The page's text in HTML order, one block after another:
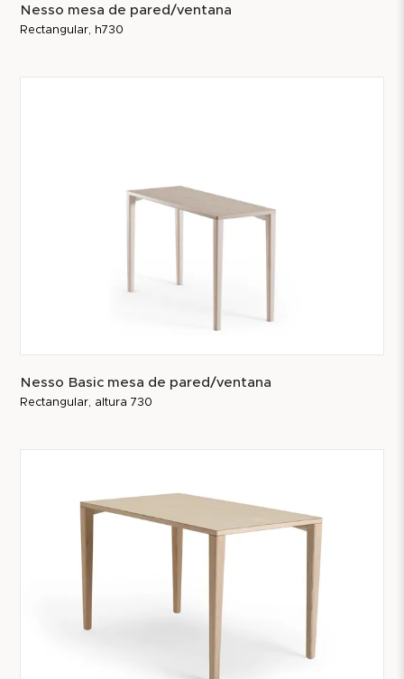
Nesso mesa de pared/ventana
Rectangular, h730
Nesso Basic mesa de pared/ventana
Rectangular, altura 730